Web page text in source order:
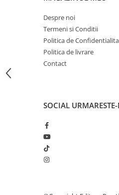
Hartie si Accesorii
Instrumente de scris
Organizare si Arhivare
Seturi birotica
Articole scolare
Coperti, Mape, Etichete
Ghiozdane si Penare scolare
Instrumente de scris
Instrumente si Truse Geometrie
Seturi scolare
Consumabile & Accesorii
Despre noi
Termeni si Conditii
Politica de
Politica de livrare
Contact
SOCIAL